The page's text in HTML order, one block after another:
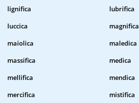
lignifica
lubrifica
luccica
magnifica
maiolica
maledica
massifica
medica
mellifica
mendica
mercifica
mistifica